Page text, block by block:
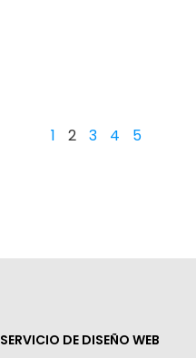
1 2 3 4 5
SERVICIO DE DISEÑO WEB